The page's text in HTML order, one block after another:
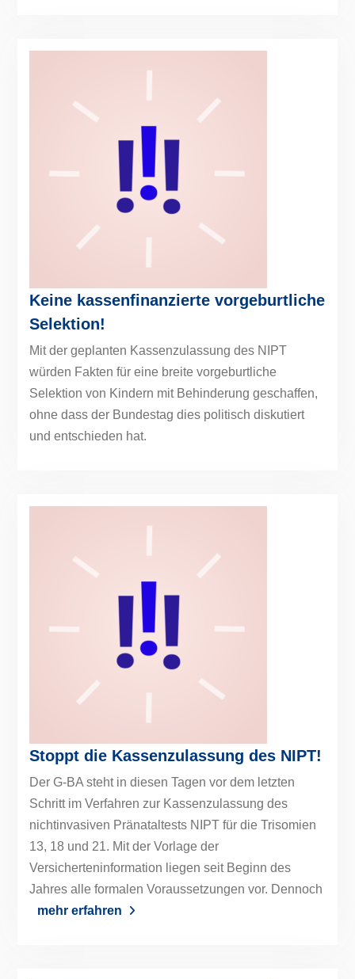
Keine kassenfinanzierte vorgeburtliche
Selektion!
Mit der geplanten Kassenzulassung des NIPT
würden Fakten für eine breite vorgeburtliche
Selektion von Kindern mit Behinderung geschaffen,
ohne dass der Bundestag dies politisch diskutiert
und entschieden hat.
Stoppt die Kassenzulassung des NIPT!
Der G-BA steht in diesen Tagen vor dem letzten
Schritt im Verfahren zur Kassenzulassung des
nichtinvasiven Pränataltests NIPT für die Trisomien
13, 18 und 21. Mit der Vorlage der
Versicherteninformation liegen seit Beginn des
Jahres alle formalen Voraussetzungen vor. Dennoch
mehr erfahren